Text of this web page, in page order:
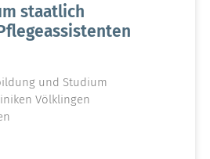
staatlich
und Studium
Völklingen